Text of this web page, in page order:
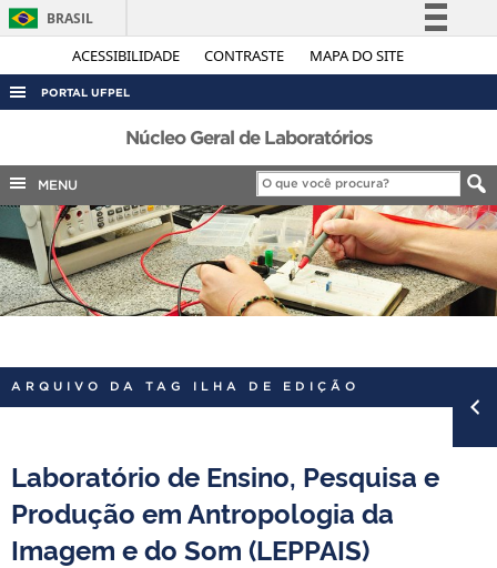
ACESSIBILIDADE CONTRASTE MAPA DO SITE
BRASIL
Simplifique!
Legislação
Canais
PORTAL UFPEL
ACESSO À INFORMAÇÃO
AUDITORIA
COBALTO
CONCURSOS
EDITAIS
INTERNACIONAL
PORTARIAS
Núcleo Geral de Laboratórios
MENU
ARQUIVO DA TAG ILHA DE EDIÇÃO
Laboratório de Ensino, Pesquisa e
Produção em Antropologia da
Imagem e do Som (LEPPAIS)